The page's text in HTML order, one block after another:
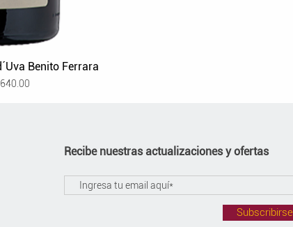
Benito Ferrara
Recibe nuestras actualizaciones y ofertas
Subscribirse